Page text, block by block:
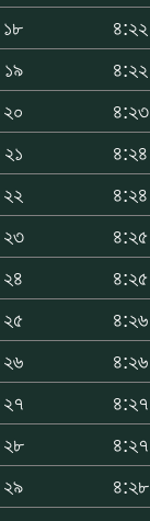
১৮
৪:২২
১৯
৪:২২
২০
৪:২৩
২১
৪:২৪
২২
৪:২৪
২৩
৪:২৫
২৪
৪:২৫
২৫
৪:২৬
২৬
৪:২৬
২৭
৪:২৭
২৮
৪:২৭
২৯
৪:২৮